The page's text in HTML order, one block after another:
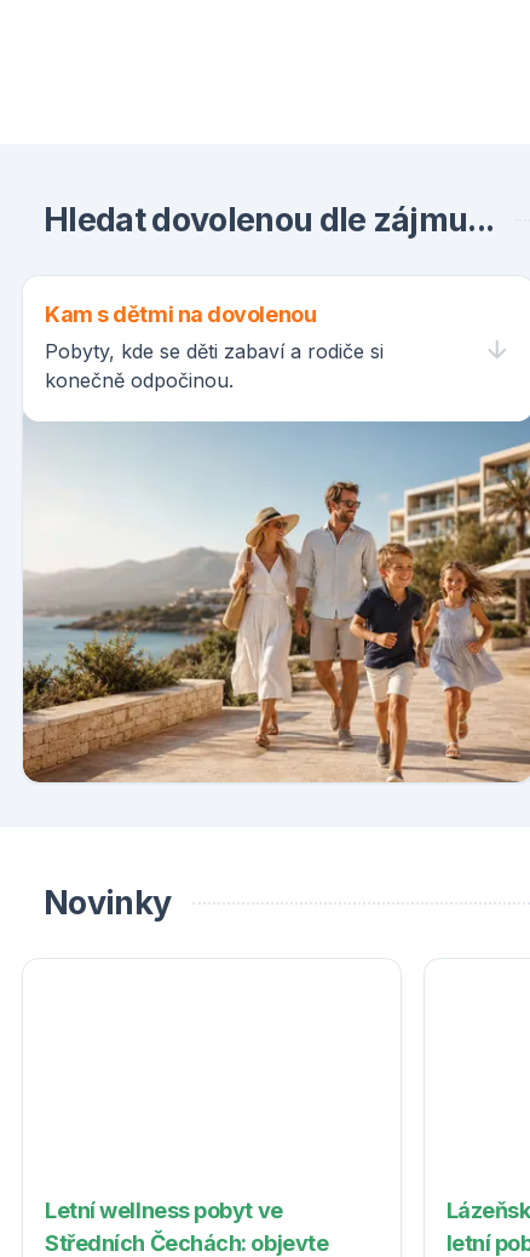
Hledat dovolenou dle zájmu...
Kam s dětmi na dovolenou
Pobyty, kde se děti zabaví a rodiče si
konečně odpočinou.
Novinky
Letní wellness pobyt ve
Středních Čechách: objevte
letní